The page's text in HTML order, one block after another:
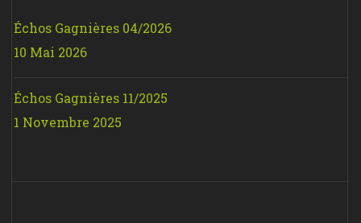
Échos Gagnières 04/2026
10 Mai 2026
Échos Gagnières 11/2025
1 Novembre 2025